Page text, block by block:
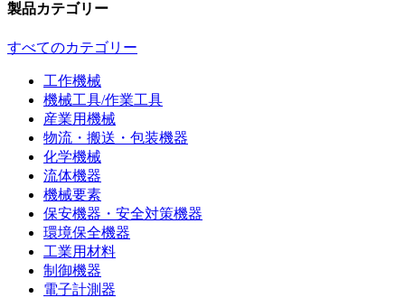
製品カテゴリー
すべてのカテゴリー
工作機械
機械工具/作業工具
産業用機械
物流・搬送・包装機器
化学機械
流体機器
機械要素
保安機器・安全対策機器
環境保全機器
工業用材料
制御機器
電子計測器